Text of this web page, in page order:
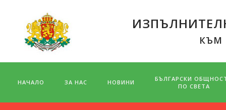
КЪМ
НАЧАЛО ЗА НАС НОВИНИ
БЪЛГАРСКИ
ПО СВЕТА